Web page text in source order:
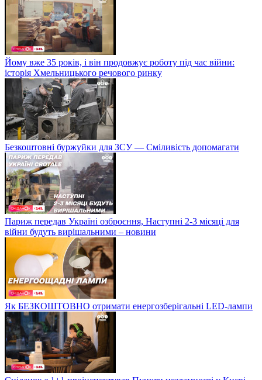
Йому вже 35 років, і він продовжує роботу під час війни:
історія Хмельницького речового ринку
Безкоштовні буржуйки для ЗСУ — Сміливість допомагати
Париж передав Україні озброєння, Наступні 2-3 місяці для
війни будуть вирішальними – новини
Як БЕЗКОШТОВНО отримати енергозберігальні LED-лампи